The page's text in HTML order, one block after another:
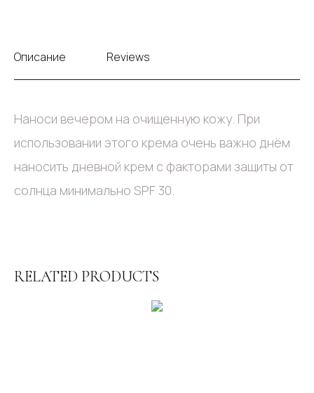
Описание Reviews
Наноси вечером на очищенную кожу. При
использовании этого крема очень важно днём
наносить дневной крем с факторами защиты от
солнца минимально SPF 30.
RELATED PRODUCTS